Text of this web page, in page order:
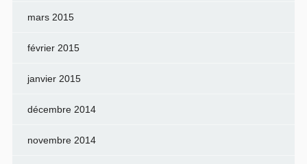
mars 2015
février 2015
janvier 2015
décembre 2014
novembre 2014